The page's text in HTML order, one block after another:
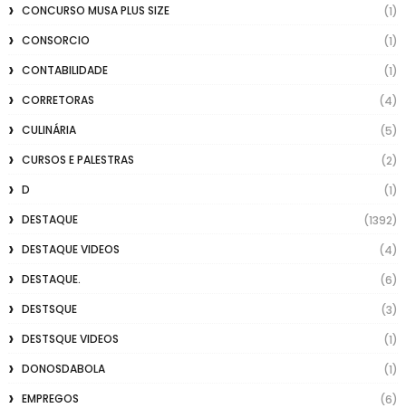
CONCURSO MUSA PLUS SIZE
(1)
CONSORCIO
(1)
CONTABILIDADE
(1)
CORRETORAS
(4)
CULINÁRIA
(5)
CURSOS E PALESTRAS
(2)
D
(1)
DESTAQUE
(1392)
DESTAQUE VIDEOS
(4)
DESTAQUE.
(6)
DESTSQUE
(3)
DESTSQUE VIDEOS
(1)
DONOSDABOLA
(1)
EMPREGOS
(6)